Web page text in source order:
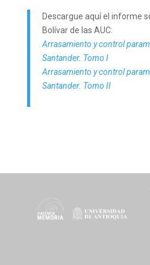
Descargue aquí el informe
Bolívar de las AUC:
Arrasamiento y control
Santander. Tomo I
Arrasamiento y control
Santander. Tomo II